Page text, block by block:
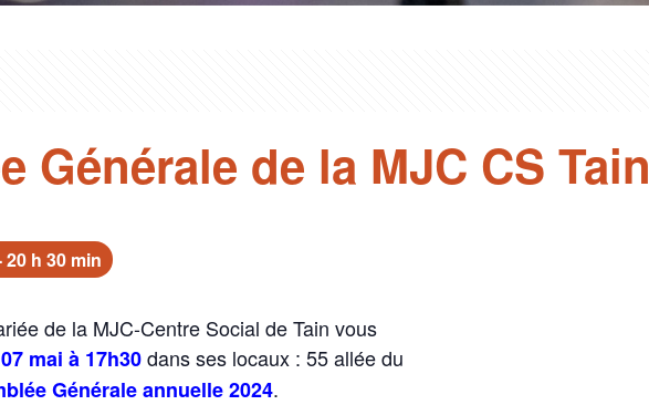
Générale de la MJC CS Tain
20 h 30 min
de la MJC-Centre Social de Tain vous
mai à 17h30dans ses locaux : 55 allée du
Générale annuelle 2024.